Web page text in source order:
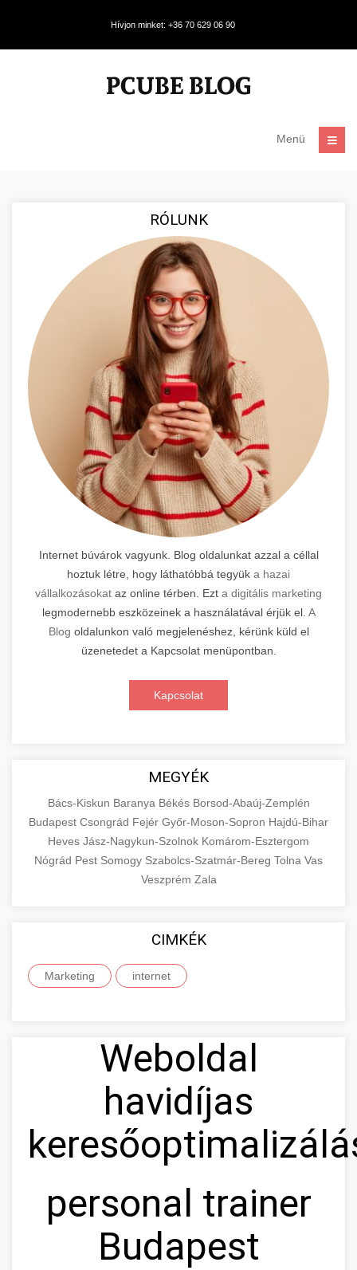
Hívjon minket: +36 70 629 06 90
Menü
RÓLUNK
Internet búvárok vagyunk. Blog oldalunkat azzal a céllal
hoztuk létre, hogy láthatóbbá tegyük a hazai
vállalkozásokat az online térben. Ezt a digitális marketing
legmodernebb eszközeinek a használatával érjük el. A
Blog oldalunkon való megjelenéshez, kérünk küld el
üzenetedet a Kapcsolat menüpontban.
Kapcsolat
MEGYÉK
Bács-Kiskun Baranya Békés Borsod-Abaúj-Zemplén
Budapest Csongrád Fejér Győr-Moson-Sopron Hajdú-Bihar
Heves Jász-Nagykun-Szolnok Komárom-Esztergom
Nógrád Pest Somogy Szabolcs-Szatmár-Bereg Tolna Vas
Veszprém Zala
CIMKÉK
Marketing internet
Weboldal
havidíjas
personal trainer
Budapest